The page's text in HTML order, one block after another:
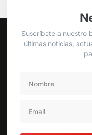
Suscríbete a nuestro
últimas noticias,